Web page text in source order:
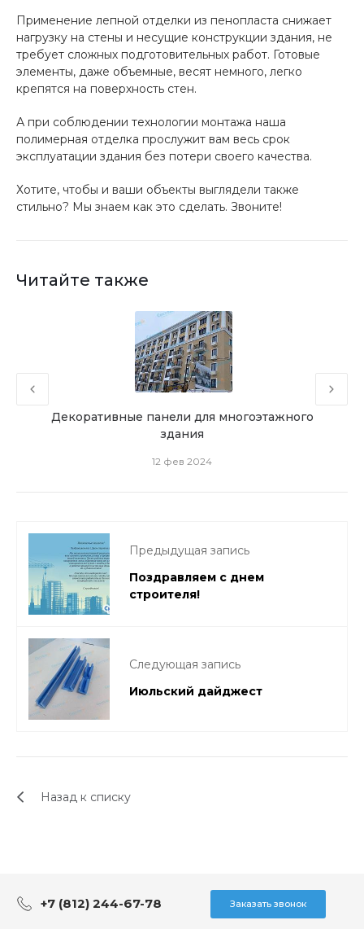
Применение лепной отделки из пенопласта снижает
нагрузку на стены и несущие конструкции здания, не
требует сложных подготовительных работ. Готовые
элементы, даже объемные, весят немного, легко
крепятся на поверхность стен.
А при соблюдении технологии монтажа наша
полимерная отделка прослужит вам весь срок
эксплуатации здания без потери своего качества.
Хотите, чтобы и ваши объекты выглядели также
стильно? Мы знаем как это сделать. Звоните!
Читайте также
Декоративные панели для многоэтажного
здания
12 фев 2024
Предыдущая запись
Поздравляем с днем
строителя!
Следующая запись
Июльский дайджест
Назад к списку
+7 (812) 244-67-78 Заказать звонок